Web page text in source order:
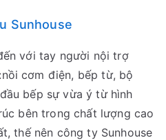
Sunhouse
với tay người nội trợ
cơm điện, bếp từ, bộ
bếp sự vừa ý từ hình
bên trong chất lượng cao
thế nên công ty Sunhouse